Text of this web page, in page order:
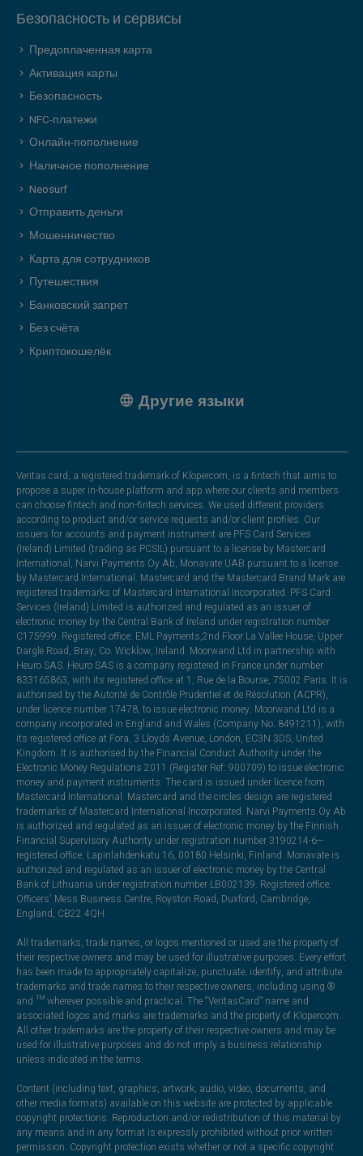
Безопасность и сервисы
Предоплаченная карта
Активация карты
Безопасность
NFC-платежи
Онлайн-пополнение
Наличное пополнение
Neosurf
Отправить деньги
Мошенничество
Карта для сотрудников
Путешествия
Банковский запрет
Без счёта
Криптокошелёк
Другие языки
Veritas card, a registered trademark of Klopercom, is a fintech that aims to
propose a super in-house platform and app where our clients and members
can choose fintech and non-fintech services. We used different providers
according to product and/or service requests and/or client profiles. Our
issuers for accounts and payment instrument are PFS Card Services
(Ireland) Limited (trading as PCSIL) pursuant to a license by Mastercard
International, Narvi Payments Oy Ab, Monavate UAB pursuant to a license
by Mastercard International. Mastercard and the Mastercard Brand Mark are
registered trademarks of Mastercard International Incorporated. PFS Card
Services (Ireland) Limited is authorized and regulated as an issuer of
electronic money by the Central Bank of Ireland under registration number
C175999. Registered office: EML Payments,2nd Floor La Vallee House, Upper
Dargle Road, Bray, Co. Wicklow, Ireland. Moorwand Ltd in partnership with
Heuro SAS. Heuro SAS is a company registered in France under number
833165863, with its registered office at 1, Rue de la Bourse, 75002 Paris. It is
authorised by the Autorité de Contrôle Prudentiel et de Résolution (ACPR),
under licence number 17478, to issue electronic money. Moorwand Ltd is a
company incorporated in England and Wales (Company No. 8491211), with
its registered office at Fora, 3 Lloyds Avenue, London, EC3N 3DS, United
Kingdom. It is authorised by the Financial Conduct Authority under the
Electronic Money Regulations 2011 (Register Ref: 900709) to issue electronic
money and payment instruments. The card is issued under licence from
Mastercard International. Mastercard and the circles design are registered
trademarks of Mastercard International Incorporated. Narvi Payments Oy Ab
is authorized and regulated as an issuer of electronic money by the Finnish
Financial Supervisory Authority under registration number 3190214-6—
registered office: Lapinlahdenkatu 16, 00180 Helsinki, Finland. Monavate is
authorized and regulated as an issuer of electronic money by the Central
Bank of Lithuania under registration number LB002139. Registered office:
Officers' Mess Business Centre, Royston Road, Duxford, Cambridge,
England, CB22 4QH.
All trademarks, trade names, or logos mentioned or used are the property of
their respective owners and may be used for illustrative purposes. Every effort
has been made to appropriately capitalize, punctuate, identify, and attribute
trademarks and trade names to their respective owners, including using ®
and ™ wherever possible and practical. The “VeritasCard” name and
associated logos and marks are trademarks and the property of Klopercom.
All other trademarks are the property of their respective owners and may be
used for illustrative purposes and do not imply a business relationship
unless indicated in the terms.
Content (including text, graphics, artwork, audio, video, documents, and
other media formats) available on this website are protected by applicable
copyright protections. Reproduction and/or redistribution of this material by
any means and in any format is expressly prohibited without prior written
permission. Copyright protection exists whether or not a specific copyright